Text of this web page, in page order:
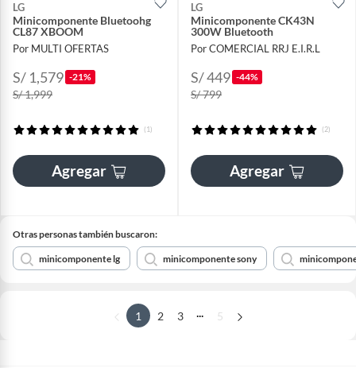
LG
Minicomponente Bluetoohg
CL87 XBOOM
Por MULTI OFERTAS
S/ 1,579 -21%
S/ 1,999
(1)
Agregar
LG
Minicomponente CK43N
300W Bluetooth
Por COMERCIAL RRJ E.I.R.L
S/ 449 -44%
S/ 799
(2)
Agregar
Otras personas también buscaron:
minicomponente lg minicomponente sony
1 2 3 ... 5